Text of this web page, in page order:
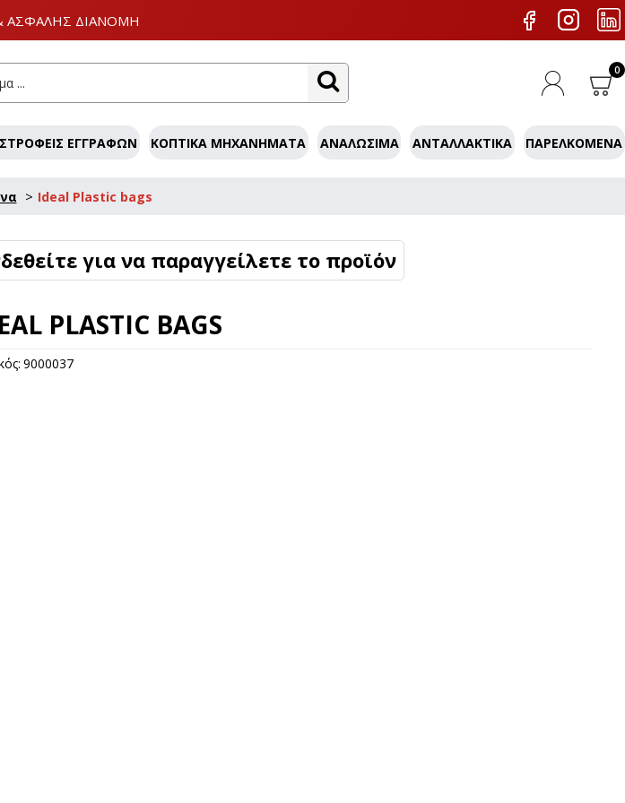
ΑΣΦΑΛΗΣ ΔΙΑΝΟΜΗ
0
ΕΓΓΡΆΦΩΝ ΚΟΠΤΙΚΆ ΜΗΧΑΝΉΜΑΤΑ ΑΝΑΛΏΣΙΜΑ ΑΝΤΑΛΛΑΚΤΙΚΆ ΠΑΡΕΛΚΌΜΕΝΑ
Ideal Plastic bags
για να παραγγείλετε το προϊόν
PLASTIC BAGS
9000037